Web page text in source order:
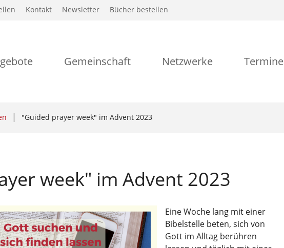
Kontakt Newsletter Bücher bestellen
Gemeinschaft Netzwerke Termine
"Guided prayer week" im Advent 2023
week" im Advent 2023
Eine Woche lang mit einer
Bibelstelle beten, sich von
Gott im Alltag berühren